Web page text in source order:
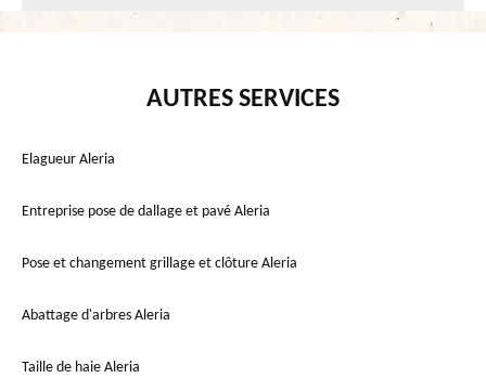
AUTRES SERVICES
Elagueur Aleria
Entreprise pose de dallage et pavé Aleria
Pose et changement grillage et clôture Aleria
Abattage d'arbres Aleria
Taille de haie Aleria